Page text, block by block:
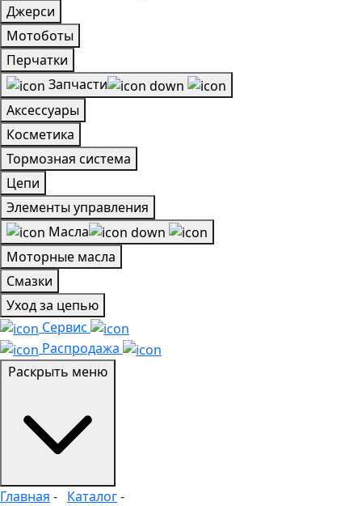
Джерси
Мотоботы
Перчатки
Запчасти
Аксессуары
Косметика
Тормозная система
Цепи
Элементы управления
Масла
Моторные масла
Смазки
Уход за цепью
Сервис
Распродажа
Главная - Каталог-